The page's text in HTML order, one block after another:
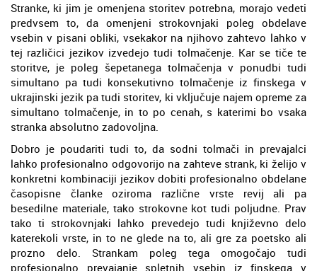
Stranke, ki jim je omenjena storitev potrebna, morajo vedeti
predvsem to, da omenjeni strokovnjaki poleg obdelave
vsebin v pisani obliki, vsekakor na njihovo zahtevo lahko v
tej različici jezikov izvedejo tudi tolmačenje. Kar se tiče te
storitve, je poleg šepetanega tolmačenja v ponudbi tudi
simultano pa tudi konsekutivno tolmačenje iz finskega v
ukrajinski jezik pa tudi storitev, ki vključuje najem opreme za
simultano tolmačenje, in to po cenah, s katerimi bo vsaka
stranka absolutno zadovoljna.
Dobro je poudariti tudi to, da sodni tolmači in prevajalci
lahko profesionalno odgovorijo na zahteve strank, ki želijo v
konkretni kombinaciji jezikov dobiti profesionalno obdelane
časopisne članke oziroma različne vrste revij ali pa
besedilne materiale, tako strokovne kot tudi poljudne. Prav
tako ti strokovnjaki lahko prevedejo tudi književno delo
katerekoli vrste, in to ne glede na to, ali gre za poetsko ali
prozno delo. Strankam poleg tega omogočajo tudi
profesionalno prevajanje spletnih vsebin iz finskega v